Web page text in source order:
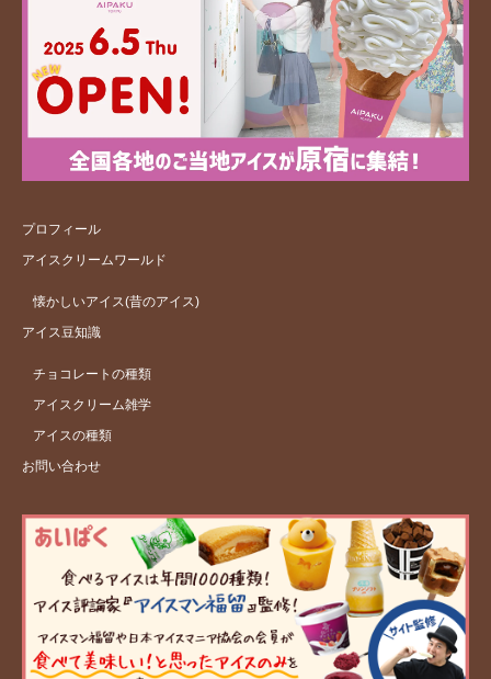
プロフィール
アイスクリームワールド
懐かしいアイス(昔のアイス)
アイス豆知識
チョコレートの種類
アイスクリーム雑学
アイスの種類
お問い合わせ